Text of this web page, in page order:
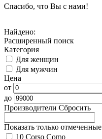
Спасибо, что Вы с нами!
Найдено:
Расширенный поиск
Категория
Для женщин
Для мужчин
Цена
от
до
Производители Сбросить
Показать только отмеченные
10 Corso Como